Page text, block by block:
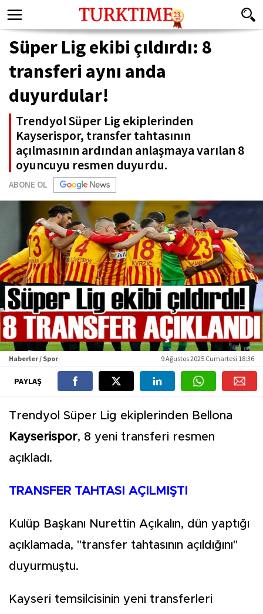
Süper Lig ekibi çıldırdı: 8
transferi aynı anda
duyurdular!
Trendyol Süper Lig ekiplerinden
Kayserispor, transfer tahtasının
açılmasının ardından anlaşmaya varılan 8
oyuncuyu resmen duyurdu.
ABONE OL
Haberler / Spor 9 Ağustos 2025 Cumartesi 18:36
PAYLAŞ
Trendyol Süper Lig ekiplerinden Bellona
Kayserispor, 8 yeni transferi resmen
açıkladı.
TRANSFER TAHTASI AÇILMIŞTI
Kulüp Başkanı Nurettin Açıkalın, dün yaptığı
açıklamada, "transfer tahtasının açıldığını"
duyurmuştu.
Kayseri temsilcisinin yeni transferleri